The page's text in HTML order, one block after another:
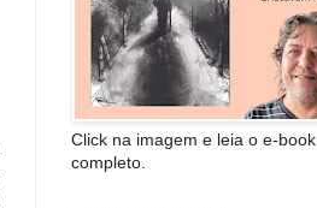
Click na imagem e leia o e-book
completo.